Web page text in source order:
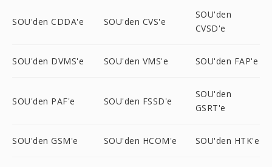
SOU'den CDDA'e SOU'den CVS'e
SOU'den
CVSD'e
SOU'den DVMS'e SOU'den VMS'e SOU'den FAP'e
SOU'den PAF'e SOU'den FSSD'e
SOU'den
GSRT'e
SOU'den GSM'e SOU'den HCOM'e SOU'den HTK'e